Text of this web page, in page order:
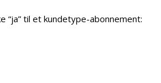
til et kundetype-abonnement: